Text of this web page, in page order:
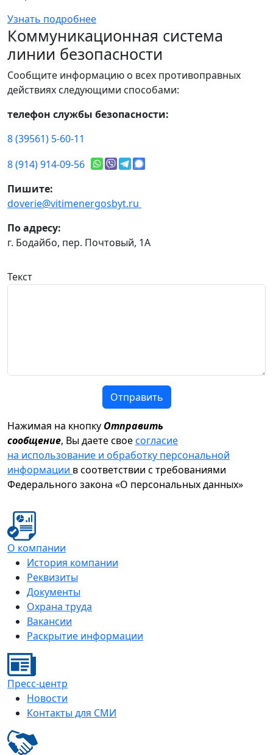
Узнать подробнее
Коммуникационная система
линии безопасности
Сообщите информацию о всех противоправных
действиях следующими способами:
телефон службы безопасности:
8 (39561) 5-60-11
8 (914) 914-09-56
Пишите:
doverie@vitimenergosbyt.ru
По адресу:
г. Бодайбо, пер. Почтовый, 1А
Текст
Отправить
Нажимая на кнопку Отправить
сообщение, Вы даете своесогласие
на использование и обработку персональной
информации в соответствии с требованиями
Федерального закона «О персональных данных»
О компании
История компании
Реквизиты
Документы
Охрана труда
Вакансии
Раскрытие информации
Пресс-центр
Новости
Контакты для СМИ